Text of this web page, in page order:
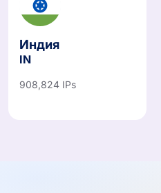
Индия
IN
908,824 IPs